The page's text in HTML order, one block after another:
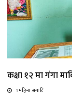
कक्षा १२ मा गंगा
1 महिना अगाडि